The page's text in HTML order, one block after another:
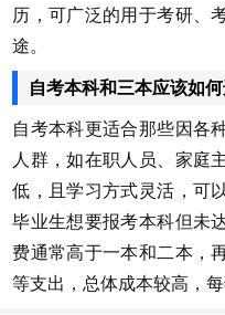
历，可广泛的用于考研、
途。
自考本科和三本应该如
自考本科更适合那些因各
人群，如在职人员、家庭
低，且学习方式灵活，可
毕业生想要报考本科但未
费通常高于一本和二本，
等支出，总体成本较高，